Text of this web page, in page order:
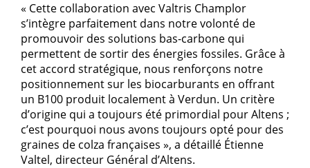
« Cette collaboration avec Valtris Champlor
s’intègre parfaitement dans notre volonté de
promouvoir des solutions bas-carbone qui
permettent de sortir des énergies fossiles. Grâce à
cet accord stratégique, nous renforçons notre
positionnement sur les biocarburants en offrant
un B100 produit localement à Verdun. Un critère
d’origine qui a toujours été primordial pour Altens ;
c’est pourquoi nous avons toujours opté pour des
graines de colza françaises », a détaillé Étienne
Valtel, directeur Général d’Altens.